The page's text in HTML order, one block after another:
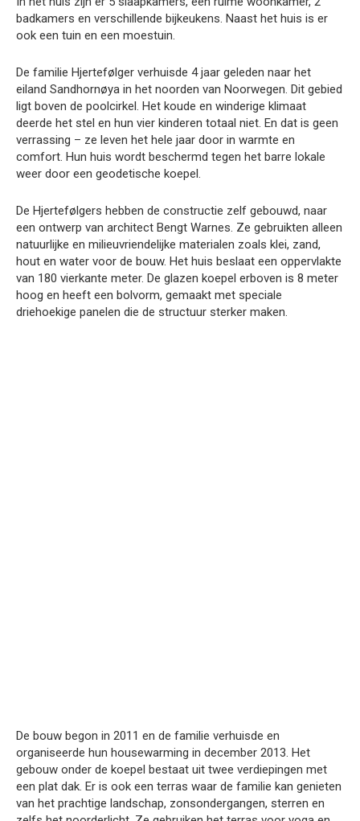
badkamers en verschillende bijkeukens. Naast het huis is er
ook een tuin en een moestuin.
De familie Hjertefølger verhuisde 4 jaar geleden naar het
eiland Sandhornøya in het noorden van Noorwegen. Dit gebied
ligt boven de poolcirkel. Het koude en winderige klimaat
deerde het stel en hun vier kinderen totaal niet. En dat is geen
verrassing – ze leven het hele jaar door in warmte en
comfort. Hun huis wordt beschermd tegen het barre lokale
weer door een geodetische koepel.
De Hjertefølgers hebben de constructie zelf gebouwd, naar
een ontwerp van architect Bengt Warnes. Ze gebruikten alleen
natuurlijke en milieuvriendelijke materialen zoals klei, zand,
hout en water voor de bouw. Het huis beslaat een oppervlakte
van 180 vierkante meter. De glazen koepel erboven is 8 meter
hoog en heeft een bolvorm, gemaakt met speciale
driehoekige panelen die de structuur sterker maken.
De bouw begon in 2011 en de familie verhuisde en
organiseerde hun housewarming in december 2013. Het
gebouw onder de koepel bestaat uit twee verdiepingen met
een plat dak. Er is ook een terras waar de familie kan genieten
van het prachtige landschap, zonsondergangen, sterren en